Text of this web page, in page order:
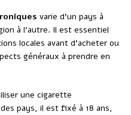
varie d’un pays à
à l’autre. Il est essentiel
locales avant d’acheter ou
généraux à prendre en
une cigarette
pays, il est fixé à 18 ans,